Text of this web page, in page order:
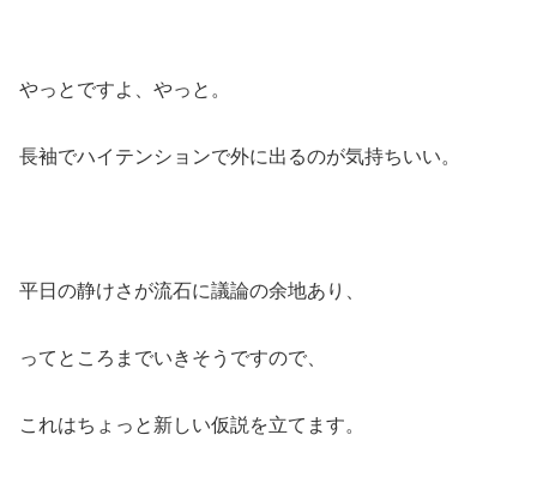
やっとですよ、やっと。
長袖でハイテンションで外に出るのが気持ちいい。
平日の静けさが流石に議論の余地あり、
ってところまでいきそうですので、
これはちょっと新しい仮説を立てます。